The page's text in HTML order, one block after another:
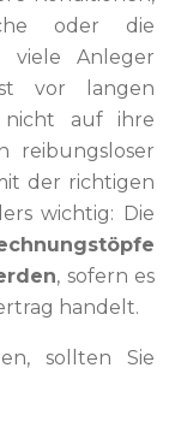
oder die
viele Anleger
vor langen
nicht auf ihre
reibungsloser
der richtigen
wichtig: Die
, sofern es
handelt.
sollten Sie